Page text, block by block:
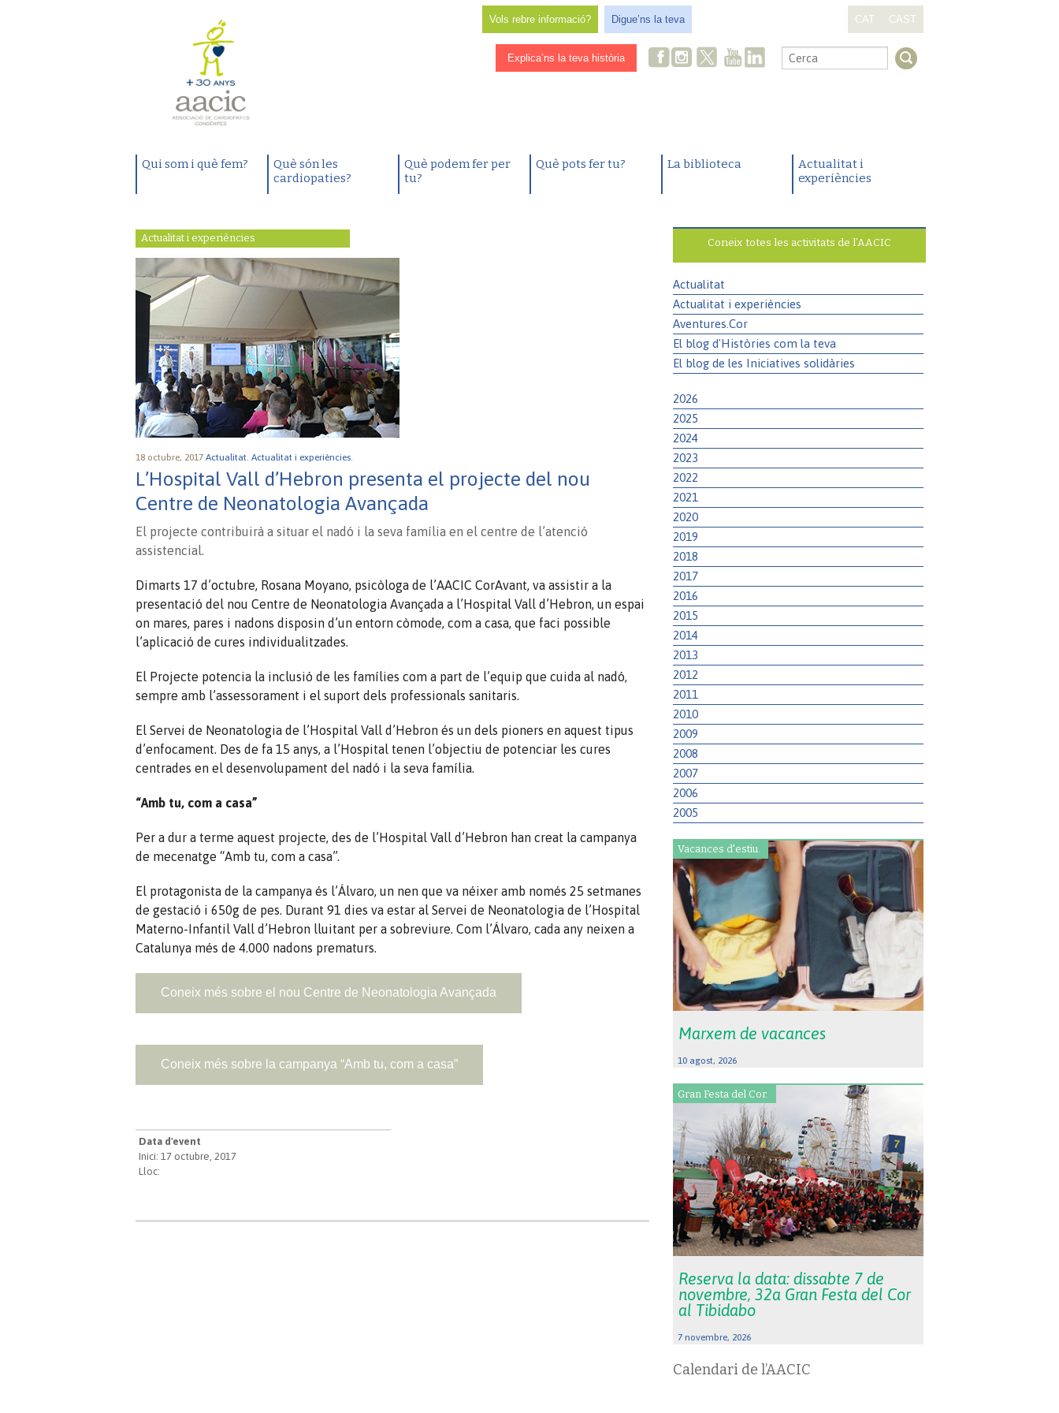
Vols rebre informació? Digue’ns la teva CAT CAST
Explica’ns la teva història .
Qui som i què fem?
Què són les
cardiopaties?
Què podem fer per
tu?
Què pots fer tu? La biblioteca
Actualitat i
experiències
Actualitat i experiències
18 octubre, 2017 Actualitat. Actualitat i experiències.
L’Hospital Vall d’Hebron presenta el projecte del nou
Centre de Neonatologia Avançada
El projecte contribuirà a situar el nadó i la seva família en el centre de l’atenció
assistencial.
Dimarts 17 d’octubre, Rosana Moyano, psicòloga de l’AACIC CorAvant, va assistir a la
presentació del nou Centre de Neonatologia Avançada a l’Hospital Vall d’Hebron, un espai
on mares, pares i nadons disposin d’un entorn còmode, com a casa, que faci possible
l’aplicació de cures individualitzades.
El Projecte potencia la inclusió de les famílies com a part de l’equip que cuida al nadó,
sempre amb l’assessorament i el suport dels professionals sanitaris.
El Servei de Neonatologia de l’Hospital Vall d’Hebron és un dels pioners en aquest tipus
d’enfocament. Des de fa 15 anys, a l’Hospital tenen l’objectiu de potenciar les cures
centrades en el desenvolupament del nadó i la seva família.
“Amb tu, com a casa”
Per a dur a terme aquest projecte, des de l’Hospital Vall d’Hebron han creat la campanya
de mecenatge “Amb tu, com a casa”.
El protagonista de la campanya és l’Álvaro, un nen que va néixer amb només 25 setmanes
de gestació i 650g de pes. Durant 91 dies va estar al Servei de Neonatologia de l’Hospital
Materno-Infantil Vall d’Hebron lluitant per a sobreviure. Com l’Álvaro, cada any neixen a
Catalunya més de 4.000 nadons prematurs.
Coneix més sobre el nou Centre de Neonatologia Avançada
Coneix més sobre la campanya “Amb tu, com a casa”
Data d'event
Inici: 17 octubre, 2017
Lloc:
Coneix totes les activitats de l’AACIC
Actualitat
Actualitat i experiències
Aventures.Cor
El blog d'Històries com la teva
El blog de les Iniciatives solidàries
2026
2025
2024
2023
2022
2021
2020
2019
2018
2017
2016
2015
2014
2013
2012
2011
2010
2009
2008
2007
2006
2005
Vacances d'estiu.
Marxem de vacances
10 agost, 2026
Gran Festa del Cor.
Reserva la data: dissabte 7 de
novembre, 32a Gran Festa del Cor
al Tibidabo
7 novembre, 2026
Calendari de l’AACIC